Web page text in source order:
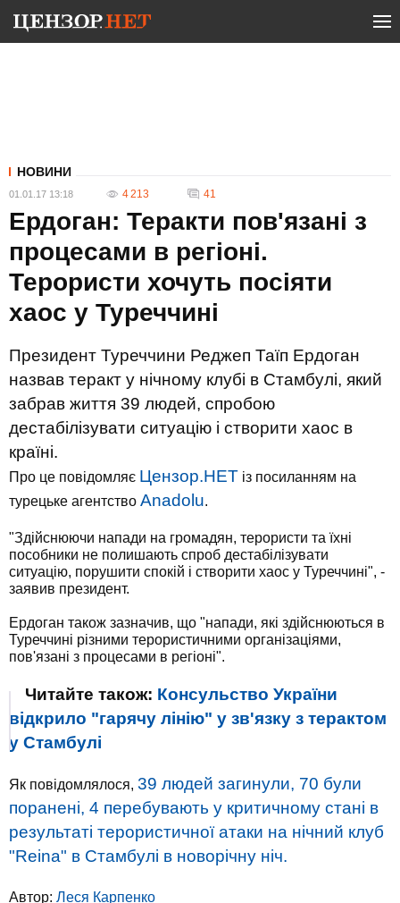
НОВИНИ
01.01.17 13:18 4 213 41
Ердоган: Теракти пов'язані з
процесами в регіоні.
Терористи хочуть посіяти
хаос у Туреччині
Президент Туреччини Реджеп Таїп Ердоган
назвав теракт у нічному клубі в Стамбулі, який
забрав життя 39 людей, спробою
дестабілізувати ситуацію і створити хаос в
країні.
Про це повідомляє Цензор.НЕТ із посиланням на
турецьке агентство Anadolu.
"Здійснюючи напади на громадян, терористи та їхні
пособники не полишають спроб дестабілізувати
ситуацію, порушити спокій і створити хаос у Туреччині", -
заявив президент.
Ердоган також зазначив, що "напади, які здійснюються в
Туреччині різними терористичними організаціями,
пов'язані з процесами в регіоні".
Читайте також: Консульство України
відкрило "гарячу лінію" у зв'язку з терактом
у Стамбулі
Як повідомлялося, 39 людей загинули, 70 були
поранені, 4 перебувають у критичному стані в
результаті терористичної атаки на нічний клуб
"Reina" в Стамбулі в новорічну ніч.
Автор: Леся Карпенко